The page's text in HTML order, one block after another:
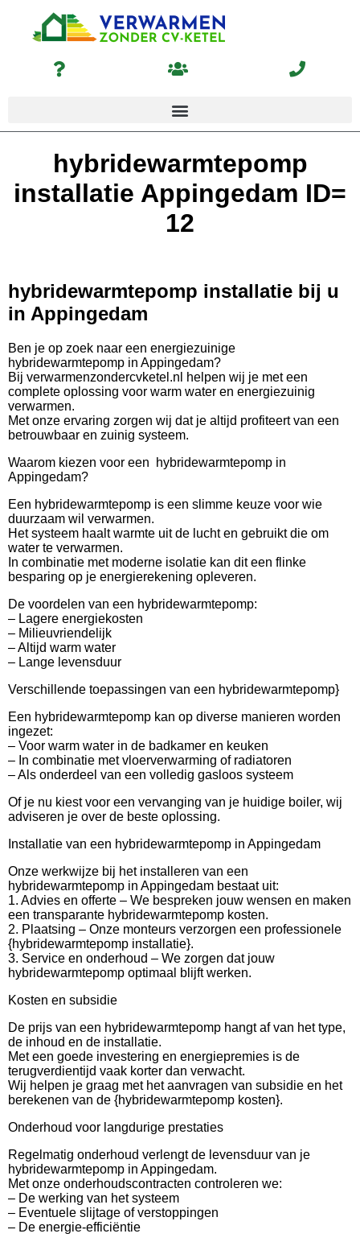
hybridewarmtepomp
installatie Appingedam ID=
12
hybridewarmtepomp installatie bij u
in Appingedam
Ben je op zoek naar een energiezuinige
hybridewarmtepomp in Appingedam?
Bij verwarmenzondercvketel.nl helpen wij je met een
complete oplossing voor warm water en energiezuinig
verwarmen.
Met onze ervaring zorgen wij dat je altijd profiteert van een
betrouwbaar en zuinig systeem.
Waarom kiezen voor een hybridewarmtepomp in
Appingedam?
Een hybridewarmtepomp is een slimme keuze voor wie
duurzaam wil verwarmen.
Het systeem haalt warmte uit de lucht en gebruikt die om
water te verwarmen.
In combinatie met moderne isolatie kan dit een flinke
besparing op je energierekening opleveren.
De voordelen van een hybridewarmtepomp:
– Lagere energiekosten
– Milieuvriendelijk
– Altijd warm water
– Lange levensduur
Verschillende toepassingen van een hybridewarmtepomp}
Een hybridewarmtepomp kan op diverse manieren worden
ingezet:
– Voor warm water in de badkamer en keuken
– In combinatie met vloerverwarming of radiatoren
– Als onderdeel van een volledig gasloos systeem
Of je nu kiest voor een vervanging van je huidige boiler, wij
adviseren je over de beste oplossing.
Installatie van een hybridewarmtepomp in Appingedam
Onze werkwijze bij het installeren van een
hybridewarmtepomp in Appingedam bestaat uit:
1. Advies en offerte – We bespreken jouw wensen en maken
een transparante hybridewarmtepomp kosten.
2. Plaatsing – Onze monteurs verzorgen een professionele
{hybridewarmtepomp installatie}.
3. Service en onderhoud – We zorgen dat jouw
hybridewarmtepomp optimaal blijft werken.
Kosten en subsidie
De prijs van een hybridewarmtepomp hangt af van het type,
de inhoud en de installatie.
Met een goede investering en energiepremies is de
terugverdientijd vaak korter dan verwacht.
Wij helpen je graag met het aanvragen van subsidie en het
berekenen van de {hybridewarmtepomp kosten}.
Onderhoud voor langdurige prestaties
Regelmatig onderhoud verlengt de levensduur van je
hybridewarmtepomp in Appingedam.
Met onze onderhoudscontracten controleren we:
– De werking van het systeem
– Eventuele slijtage of verstoppingen
– De energie-efficiëntie